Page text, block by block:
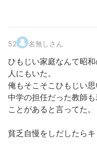
52. 名無しさん
ひもじい家庭なんて昭
人にもいた。
俺もそこそこひもじい思
中学の担任だった教師
ことがあると言ってた。
貧乏自慢をしだしたらキ